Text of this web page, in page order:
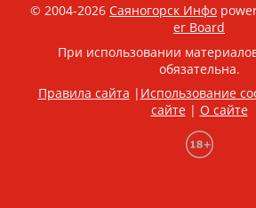
© 2004-2026 Саяногорск Инфо
er Board
При использовании
обязательна.
Правила сайта | Использование
сайте| О сайте